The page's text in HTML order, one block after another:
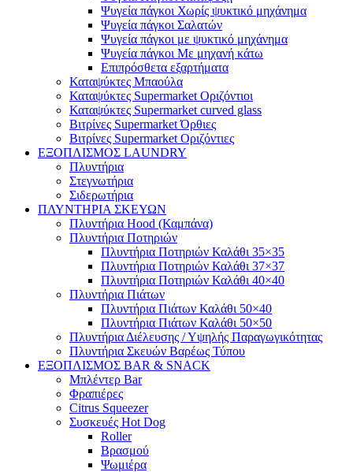
Ψυγεία πάγκοι Χωρίς ψυκτικό μηχάνημα
Ψυγεία πάγκοι Σαλατών
Ψυγεία πάγκοι με ψυκτικό μηχάνημα
Ψυγεία πάγκοι Με μηχανή κάτω
Επιπρόσθετα εξαρτήματα
Καταψύκτες Μπαούλα
Καταψύκτες Supermarket Οριζόντιοι
Καταψύκτες Supermarket curved glass
Βιτρίνες Supermarket Όρθιες
Βιτρίνες Supermarket Οριζόντιες
ΕΞΟΠΛΙΣΜΟΣ LAUNDRY
Πλυντήρια
Στεγνωτήρια
Σιδερωτήρια
ΠΛΥΝΤΗΡΙΑ ΣΚΕΥΩΝ
Πλυντήρια Hood (Καμπάνα)
Πλυντήρια Ποτηριών
Πλυντήρια Ποτηριών Καλάθι 35×35
Πλυντήρια Ποτηριών Καλάθι 37×37
Πλυντήρια Ποτηριών Καλάθι 40×40
Πλυντήρια Πιάτων
Πλυντήρια Πιάτων Καλάθι 50×40
Πλυντήρια Πιάτων Καλάθι 50×50
Πλυντήρια Διέλευσης / Υψηλής Παραγωγικότητας
Πλυντήρια Σκευών Βαρέως Τύπου
ΕΞΟΠΛΙΣΜΟΣ BAR & SNACK
Μπλέντερ Bar
Φραπιέρες
Citrus Squeezer
Συσκευές Hot Dog
Roller
Βρασμού
Ψωμιέρα